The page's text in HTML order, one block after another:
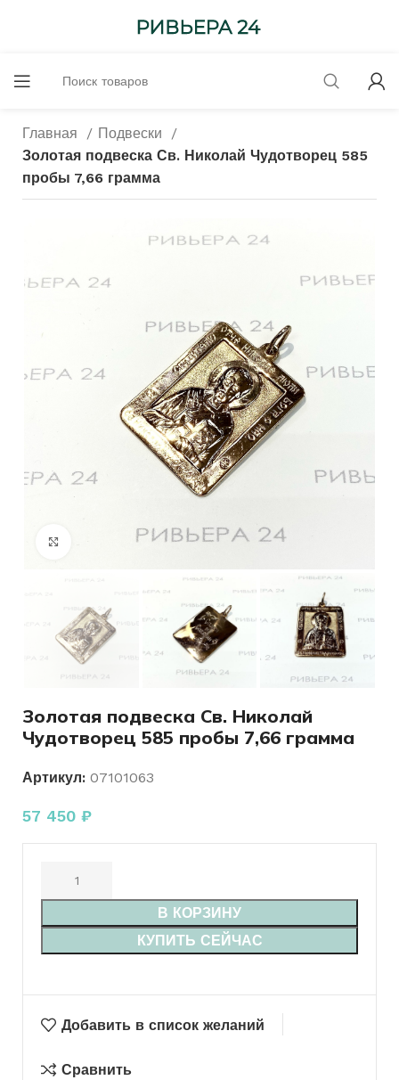
Главная
Подвески
Золотая подвеска Св. Николай Чудотворец 585
пробы 7,66 грамма
Нажмите, чтобы увеличить
Золотая подвеска Св. Николай
Чудотворец 585 пробы 7,66 грамма
Артикул: 07101063
57 450 ₽
В КОРЗИНУ
КУПИТЬ СЕЙЧАС
Добавить в список желаний
Сравнить